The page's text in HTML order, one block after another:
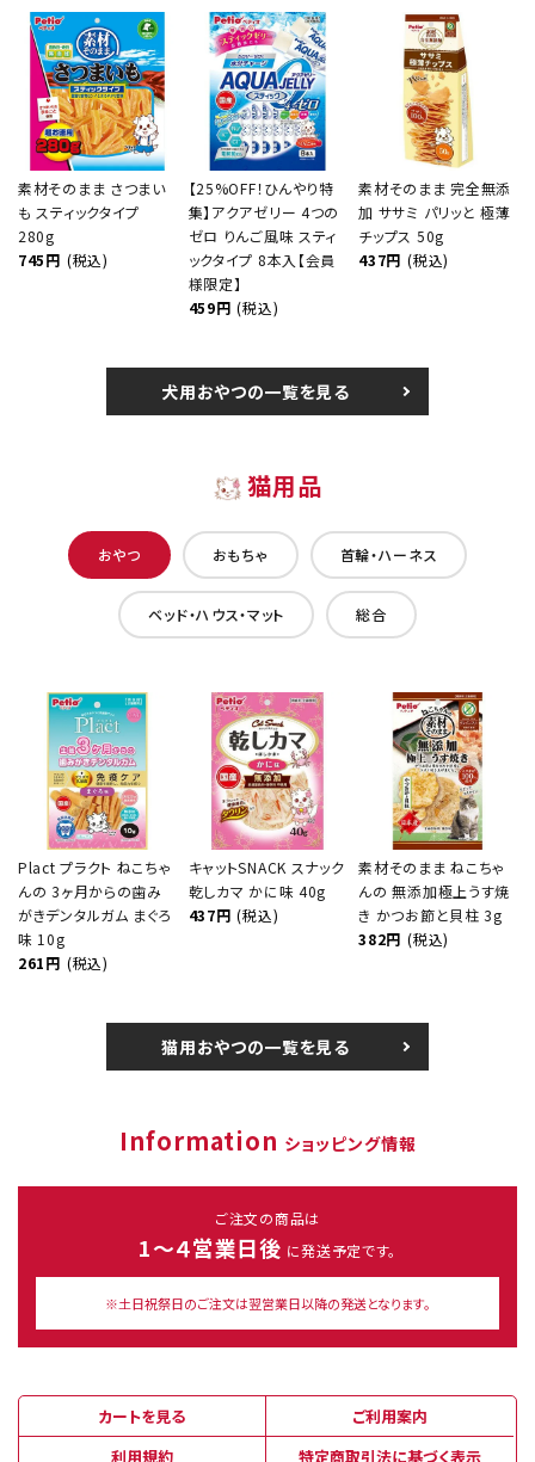
素材そのまま さつまい
も スティックタイプ
280g
745円 (税込)
【25%OFF！ひんやり特
集】アクアゼリー 4つの
ゼロ りんご風味 スティ
ックタイプ 8本入【会員
様限定】
459円 (税込)
素材そのまま 完全無添
加 ササミ パリッと 極薄
チップス 50g
437円 (税込)
犬用おやつの一覧を見る
猫用品
おやつ おもちゃ 首輪・ハーネス
ベッド・ハウス・マット 総合
Plact プラクト ねこちゃ
んの 3ヶ月からの歯み
がきデンタルガム まぐろ
味 10g
261円 (税込)
キャットSNACK スナック
乾しカマ かに味 40g
437円 (税込)
素材そのまま ねこちゃ
んの 無添加極上うす焼
き かつお節と貝柱 3g
382円 (税込)
猫用おやつの一覧を見る
Information ショッピング情報
ご注文の商品は
1～４営業日後 に発送予定です。
※土日祝祭日のご注文は翌営業日以降の発送となります。
カートを見る
ご利用案内
利用規約
特定商取引法に基づく表示